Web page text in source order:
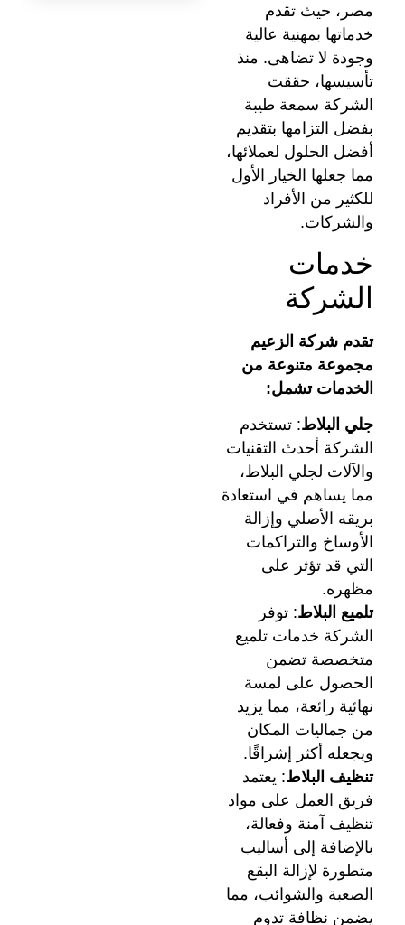
مصر، حيث تقدم
خدماتها بمهنية عالية
وجودة لا تضاهى. منذ
تأسيسها، حققت
الشركة سمعة طيبة
بفضل التزامها بتقديم
أفضل الحلول لعملائها،
مما جعلها الخيار الأول
للكثير من الأفراد
والشركات.
خدمات
الشركة
تقدم شركة الزعيم
مجموعة متنوعة من
الخدمات تشمل:
جلي البلاط: تستخدم
الشركة أحدث التقنيات
والآلات لجلي البلاط،
مما يساهم في استعادة
بريقه الأصلي وإزالة
الأوساخ والتراكمات
التي قد تؤثر على
مظهره.
تلميع البلاط: توفر
الشركة خدمات تلميع
متخصصة تضمن
الحصول على لمسة
نهائية رائعة، مما يزيد
من جماليات المكان
ويجعله أكثر إشراقًا.
تنظيف البلاط: يعتمد
فريق العمل على مواد
تنظيف آمنة وفعالة،
بالإضافة إلى أساليب
متطورة لإزالة البقع
الصعبة والشوائب، مما
يضمن نظافة تدوم